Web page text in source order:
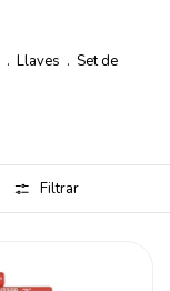
. Llaves . Set de
Filtrar